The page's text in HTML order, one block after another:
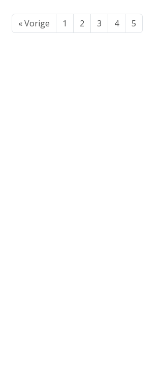
« Vorige 1 2 3 4 5